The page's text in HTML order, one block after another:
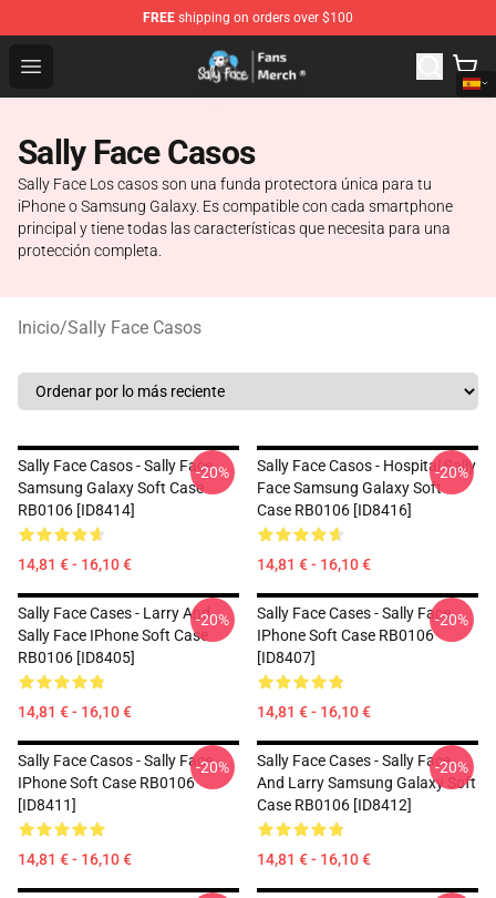
FREE shipping on orders over $100
Open menu
Sally Face Store - Official Sally Face Merchandise Shop
Sally Face Casos
Sally Face Los casos son una funda protectora única para tu
iPhone o Samsung Galaxy. Es compatible con cada smartphone
principal y tiene todas las características que necesita para una
protección completa.
Inicio/Sally Face Casos
Sally Face Casos - Sally Face
Samsung Galaxy Soft Case
RB0106 [ID8414]
14,81 € - 16,10 €
-20%
Sally Face Casos - Hospital Sally
Face Samsung Galaxy Soft
Case RB0106 [ID8416]
14,81 € - 16,10 €
-20%
Sally Face Cases - Larry And
Sally Face IPhone Soft Case
RB0106 [ID8405]
14,81 € - 16,10 €
-20%
Sally Face Cases - Sally Face
IPhone Soft Case RB0106
[ID8407]
14,81 € - 16,10 €
-20%
Sally Face Casos - Sally Face
IPhone Soft Case RB0106
[ID8411]
14,81 € - 16,10 €
-20%
Sally Face Cases - Sally Face
And Larry Samsung Galaxy Soft
Case RB0106 [ID8412]
14,81 € - 16,10 €
-20%